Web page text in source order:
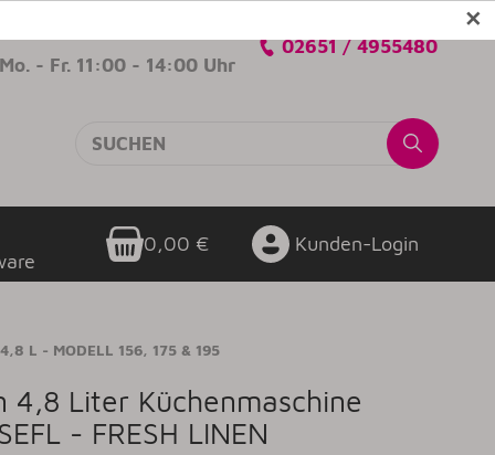
✕
Mo. - Fr. 11:00 - 14:00 Uhr
02651 / 4955480
0,00 € Kunden-Login
L - MODELL 156, 175 & 195
4,8 Liter Küchenmaschine
- FRESH LINEN